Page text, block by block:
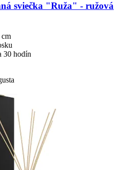
sviečka "Ruža" -​ ružová
30 hodín